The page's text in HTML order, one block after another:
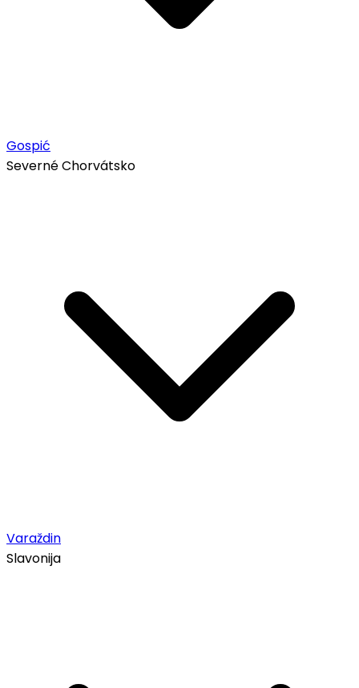
Gospić
Severné Chorvátsko
Varaždin
Slavonija